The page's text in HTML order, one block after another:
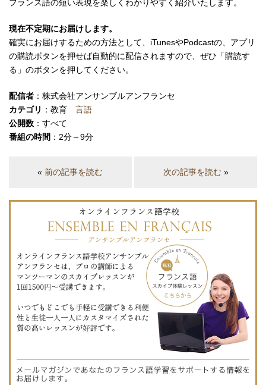
フランス語の短い表現を楽しくわかりやすく紹介いたします。
現在不定期にお届けします。
確実にお届けするための方法として、iTunesやPodcastの、アプリ
の購読ボタンを押せば自動的に配信されますので、ぜひ「購読す
る」のボタンを押してください。
配信者 ：株式会社アンサンブルアンフランセ
カテゴリ ：教育 言語
公開数 ：すべて
番組の時間 ：2分～9分
«前の記事を読む 次の記事を読む»